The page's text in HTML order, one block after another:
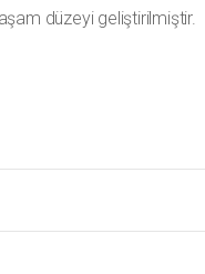
düzeyi geliştirilmiştir.